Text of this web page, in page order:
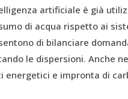
artificiale è già
di acqua rispetto ai
di bilanciare
le dispersioni. Anche
energetici e impronta di